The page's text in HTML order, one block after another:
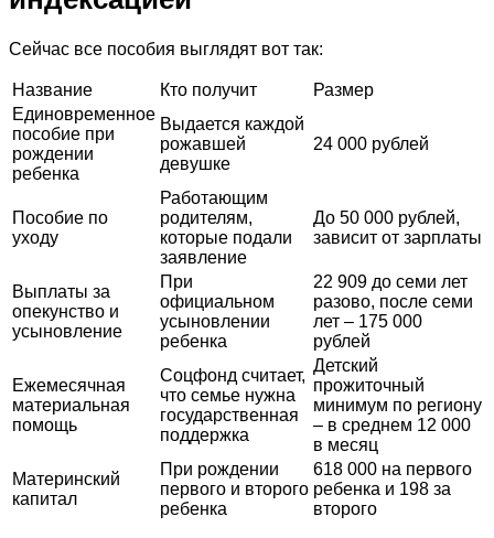
Сейчас все пособия выглядят вот так:
Название Кто получит
Размер
Единовременное
пособие при
рождении
ребенка
Выдается каждой
рожавшей
девушке
24 000 рублей
Пособие по
уходу
Работающим
родителям,
которые подали
заявление
До 50 000 рублей,
зависит от зарплаты
Выплаты за
опекунство и
усыновление
При
официальном
усыновлении
ребенка
22 909 до семи лет
разово, после семи
лет – 175 000
рублей
Ежемесячная
материальная
помощь
Соцфонд считает,
что семье нужна
государственная
поддержка
Детский
прожиточный
минимум по региону
– в среднем 12 000
в месяц
Материнский
капитал
При рождении
первого и второго
ребенка
618 000 на первого
ребенка и 198 за
второго